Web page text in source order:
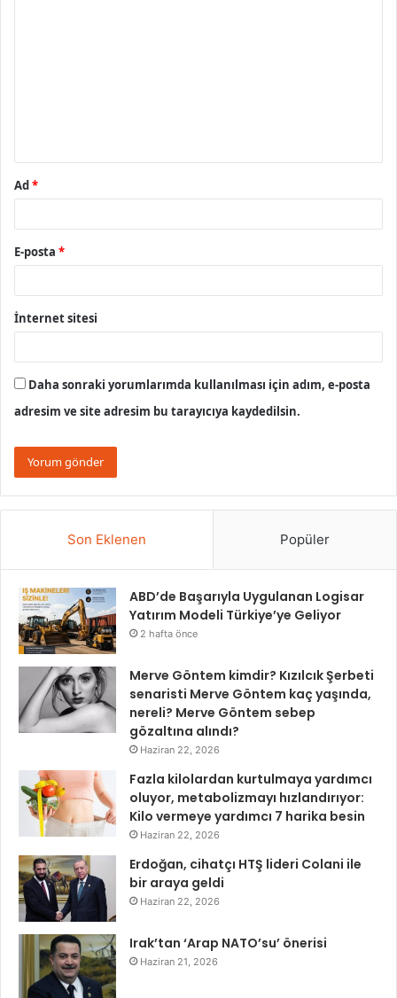
Ad *
E-posta *
İnternet sitesi
Daha sonraki yorumlarımda kullanılması için adım, e-posta
adresim ve site adresim bu tarayıcıya kaydedilsin.
Son Eklenen Popüler
ABD’de Başarıyla Uygulanan Logisar
Yatırım Modeli Türkiye’ye Geliyor
2 hafta önce
Merve Göntem kimdir? Kızılcık Şerbeti
senaristi Merve Göntem kaç yaşında,
nereli? Merve Göntem sebep
gözaltına alındı?
Haziran 22, 2026
Fazla kilolardan kurtulmaya yardımcı
oluyor, metabolizmayı hızlandırıyor:
Kilo vermeye yardımcı 7 harika besin
Haziran 22, 2026
Erdoğan, cihatçı HTŞ lideri Colani ile
bir araya geldi
Haziran 22, 2026
Irak’tan ‘Arap NATO’su’ önerisi
Haziran 21, 2026